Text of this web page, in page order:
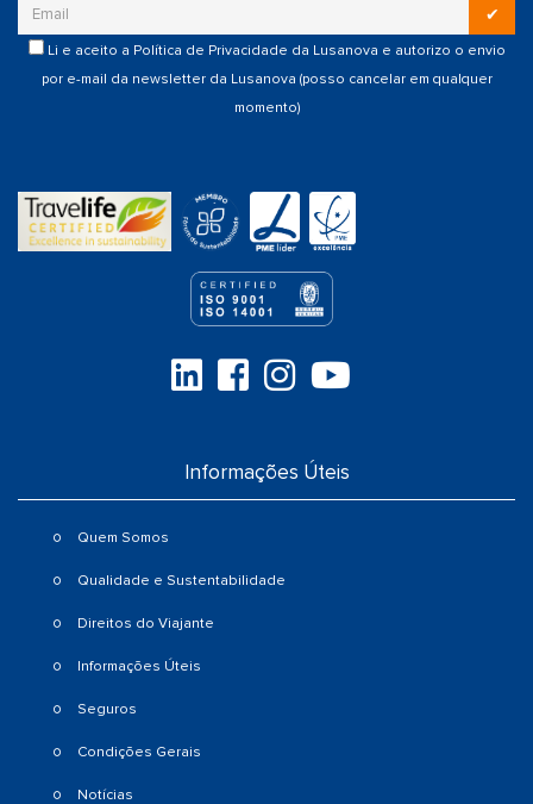
✔
Li e aceito a Política de Privacidade da Lusanova e autorizo o envio
por e-mail da newsletter da Lusanova (posso cancelar em qualquer
momento)
Informações Úteis
Quem Somos
Qualidade e Sustentabilidade
Direitos do Viajante
Informações Úteis
Seguros
Condições Gerais
Notícias